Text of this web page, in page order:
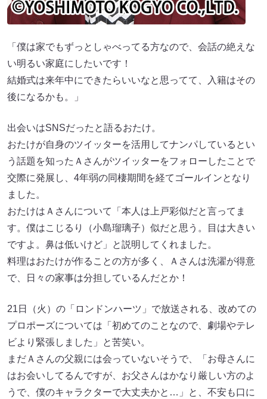
「僕は家でもずっとしゃべってる方なので、会話の絶えな
い明るい家庭にしたいです！
結婚式は来年中にできたらいいなと思ってて、入籍はその
後になるかも。」
出会いはSNSだったと語るおたけ。
おたけが自身のツイッターを活用してナンパしているとい
う話題を知ったＡさんがツイッターをフォローしたことで
交際に発展し、4年弱の同棲期間を経てゴールインとなり
ました。
おたけはＡさんについて「本人は上戸彩似だと言ってま
す。僕はこじるり（小島瑠璃子）似だと思う。目は大きい
ですよ。鼻は低いけど」と説明してくれました。
料理はおたけが作ることの方が多く、Ａさんは洗濯が得意
で、日々の家事は分担しているんだとか！
21日（火）の「ロンドンハーツ」で放送される、改めての
プロポーズについては「初めてのことなので、劇場やテレ
ビより緊張しました」と苦笑い。
まだＡさんの父親には会っていないそうで、「お母さんに
はお会いしてるんですが、お父さんはかなり厳しい方のよ
うで、僕のキャラクターで大丈夫かと…」と、不安も口に